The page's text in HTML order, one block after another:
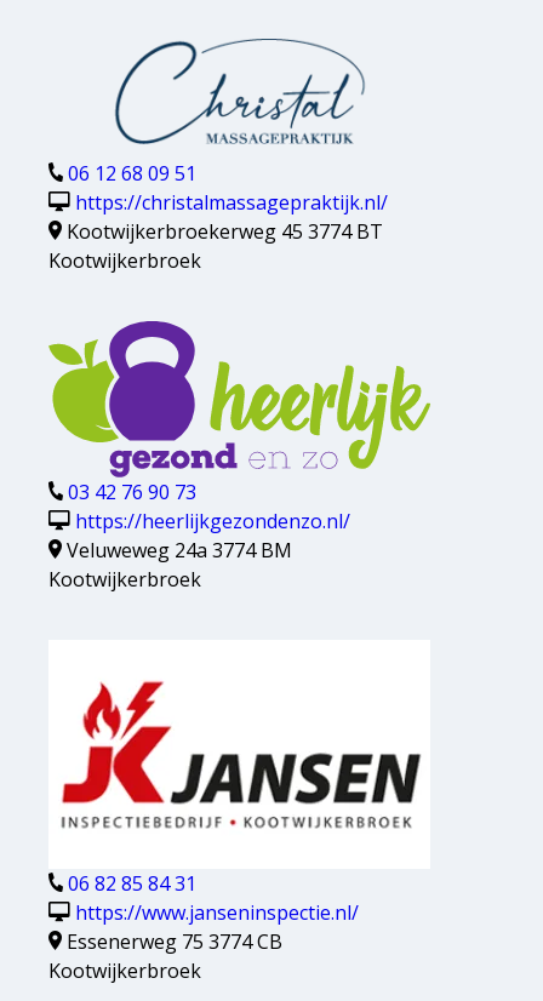
06 12 68 09 51​​
https://christalmassagepraktijk.nl/
Kootwijkerbroekerweg 45 3774 BT
Kootwijkerbroek
03 42 76 90 73
https://heerlijkgezondenzo.nl/
Veluweweg 24a 3774 BM
Kootwijkerbroek
06 82 85 84 31
https://www.janseninspectie.nl/
Essenerweg 75 3774 CB
Kootwijkerbroek